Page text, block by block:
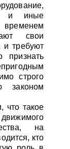
и иные
свои
и требуют
признать
строго
законом
что такое
на
кто